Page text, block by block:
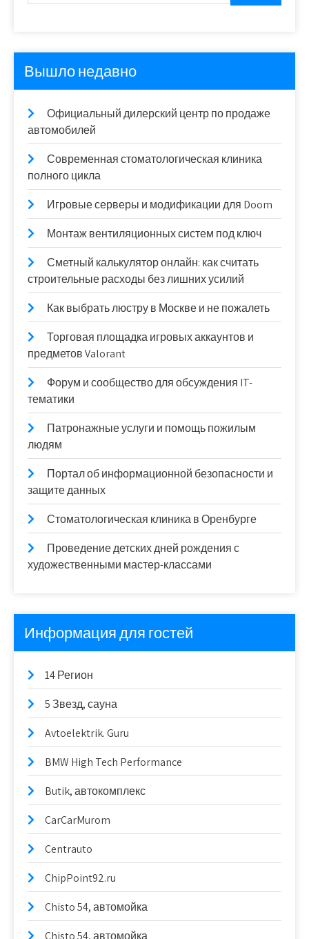
Вышло недавно
Официальный дилерский центр по продаже
автомобилей
Современная стоматологическая клиника
полного цикла
Игровые серверы и модификации для Doom
Монтаж вентиляционных систем под ключ
Сметный калькулятор онлайн: как считать
строительные расходы без лишних усилий
Как выбрать люстру в Москве и не пожалеть
Торговая площадка игровых аккаунтов и
предметов Valorant
Форум и сообщество для обсуждения IT-
тематики
Патронажные услуги и помощь пожилым
людям
Портал об информационной безопасности и
защите данных
Стоматологическая клиника в Оренбурге
Проведение детских дней рождения с
художественными мастер-классами
Информация для гостей
14 Регион
5 Звезд, сауна
Avtoelektrik. Guru
BMW High Tech Performance
Butik, автокомплекс
CarCarMurom
Centrauto
ChipPoint92.ru
Chisto 54, автомойка
Chisto 54, автомойка